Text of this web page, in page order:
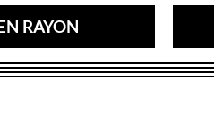
RAYON